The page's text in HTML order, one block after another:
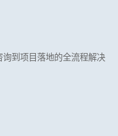
询到项目落地的全流程解决